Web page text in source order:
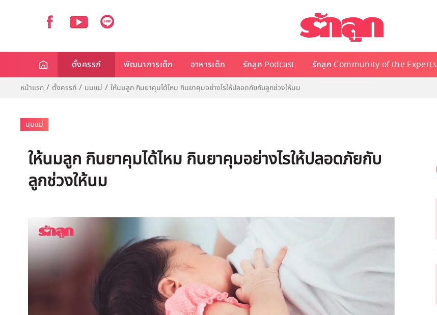
ตั้งครรภ์ พัฒนาการเด็ก อาหารเด็ก รักลูก Podcast รักลูก Community of the Experts
หน้าแรก ตั้งครรภ์ นมแม่ ให้นมลูก กินยาคุมได้ไหม กินยาคุมอย่างไรให้ปลอดภัยกับลูกช่วงให้นม
นมแม่
ให้นมลูก กินยาคุมได้ไหม กินยาคุมอย่างไรให้ปลอดภัยกับ
ลูกช่วงให้นม